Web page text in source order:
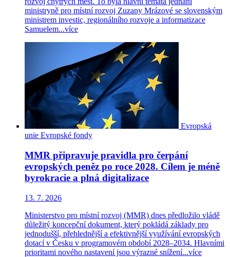
ministryně pro místní rozvoj Zuzany Mrázové se slovenským
ministrem investic, regionálního rozvoje a informatizace
Samuelem...více
Evropská
unie Evropské fondy
MMR připravuje pravidla pro čerpání
evropských peněz po roce 2028. Cílem je méně
byrokracie a plná digitalizace
13. 7. 2026
Ministerstvo pro místní rozvoj (MMR) dnes předložilo vládě
důležitý koncepční dokument, který pokládá základy pro
jednodušší, přehlednější a efektivnější využívání evropských
dotací v Česku v programovém období 2028–2034. Hlavními
prioritami nového nastavení jsou výrazné snížení...více